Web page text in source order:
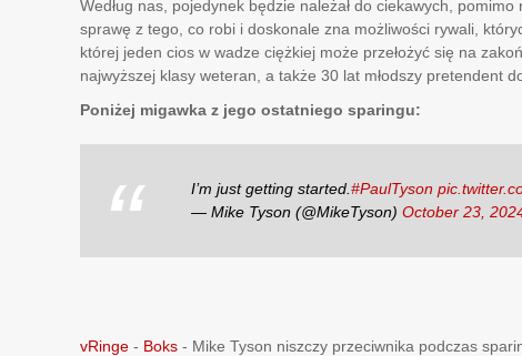
Według nas, pojedynek będzie należał do ciekawych,
sprawę z tego, co robi i doskonale zna możliwości rywali,
której jeden cios w wadze ciężkiej może przełożyć się na
najwyższej klasy weteran, a także 30 lat młodszy pretendent
Poniżej migawka z jego ostatniego sparingu:
I’m just getting started. #PaulTyson
— Mike Tyson (@MikeTyson) October 23,
vRinge - Boks - Mike Tyson niszczy przeciwnika podczas